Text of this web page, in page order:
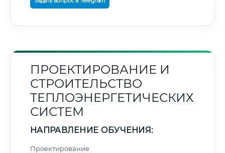
ПРОЕКТИРОВАНИЕ И
СТРОИТЕЛЬСТВО
ТЕПЛОЭНЕРГЕТИЧЕСКИХ
СИСТЕМ
НАПРАВЛЕНИЕ ОБУЧЕНИЯ:
Проектирование